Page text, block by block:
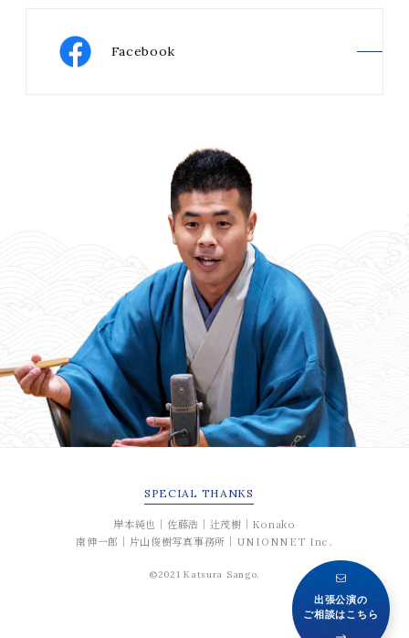
Facebook
SPECIAL THANKS
岸本純也｜佐藤浩｜辻茂樹｜Konako
南伸一郎｜片山俊樹写真事務所｜UNIONNET Inc.
©2021 Katsura Sango.
出張公演の
ご相談はこちら